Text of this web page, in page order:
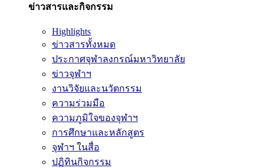
ข่าวสารและกิจกรรม
Highlights
ข่าวสารทั้งหมด
ประกาศจุฬาลงกรณ์มหาวิทยาลัย
ข่าวจุฬาฯ
งานวิจัยและนวัตกรรม
ความร่วมมือ
ความภูมิใจของจุฬาฯ
การศึกษาและหลักสูตร
จุฬาฯ ในสื่อ
ปฏิทินกิจกรรม